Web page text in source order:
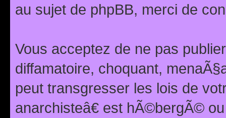
au sujet de phpBB, merci de
Vous acceptez de ne pas
diffamatoire, choquant,
peut transgresser les lois de
anarchisteâ€ est hÃ©bergÃ©